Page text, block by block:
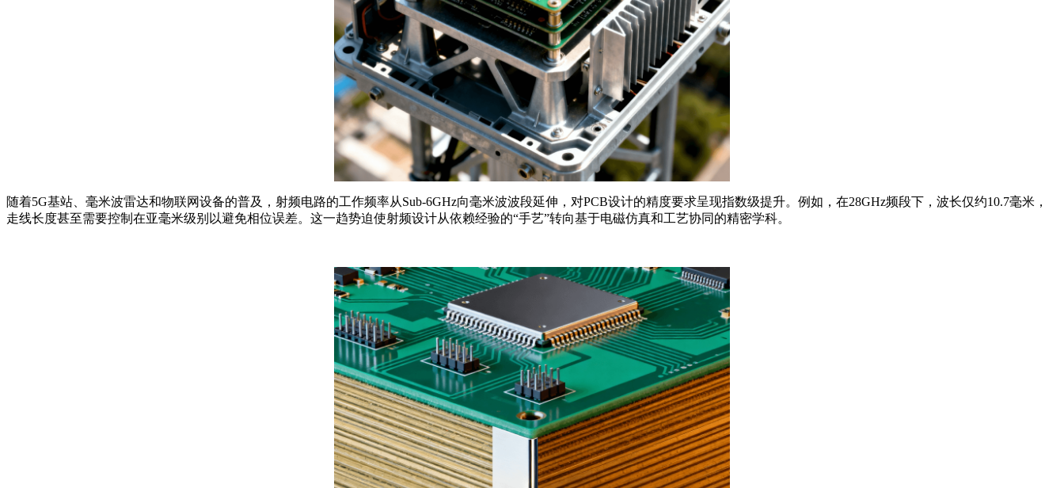
随着5G基站、毫米波雷达和物联网设备的普及，射频电路的工作频率从Sub-6GHz向毫米波波段延伸，对PCB设计的精度要求呈现指数级提升。例如，在28GHz频段下，波长仅约10.7毫米，
走线长度甚至需要控制在亚毫米级别以避免相位误差。这一趋势迫使射频设计从依赖经验的“手艺”转向基于电磁仿真和工艺协同的精密学科。